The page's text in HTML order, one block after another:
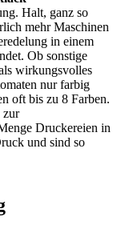
Halt, ganz so
mehr Maschinen
in einem
Ob sonstige
wirkungsvolles
nur farbig
oft bis zu 8 Farben.
zur
Druckereien in
und sind so